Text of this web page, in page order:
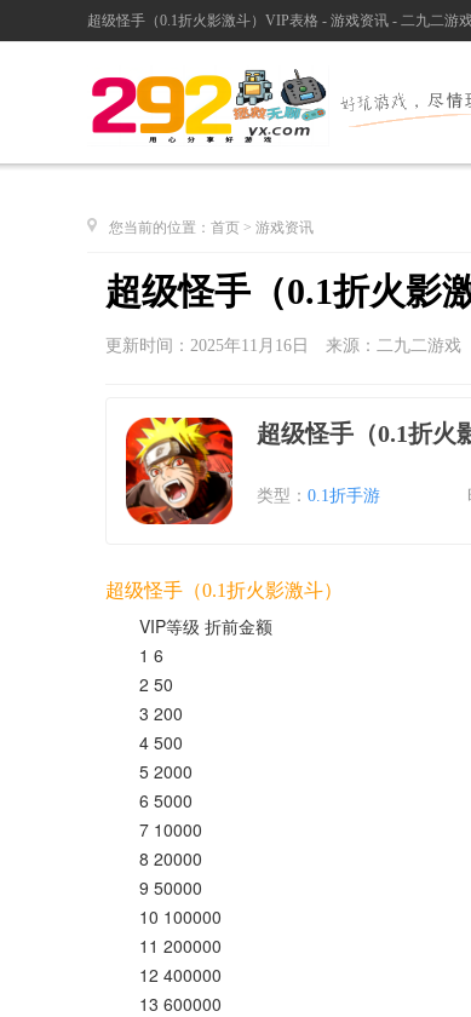
超级怪手（0.1折火影激斗）VIP表格 - 游戏资讯 - 二九二游
您当前的位置： 首页 > 游戏资讯
超级怪手（0.1折火影
更新时间：2025年11月16日 来源：二九二游戏
超级怪手（0.1折火
类型： 0.1折手游
超级怪手（0.1折火影激斗）
VIP等级 折前金额
1 6
2 50
3 200
4 500
5 2000
6 5000
7 10000
8 20000
9 50000
10 100000
11 200000
12 400000
13 600000